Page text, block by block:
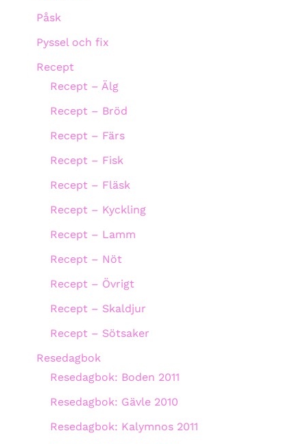
Påsk
Pyssel och fix
Recept
Recept – Älg
Recept – Bröd
Recept – Färs
Recept – Fisk
Recept – Fläsk
Recept – Kyckling
Recept – Lamm
Recept – Nöt
Recept – Övrigt
Recept – Skaldjur
Recept – Sötsaker
Resedagbok
Resedagbok: Boden 2011
Resedagbok: Gävle 2010
Resedagbok: Kalymnos 2011